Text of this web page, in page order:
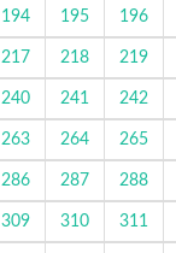
194 195 196
217 218 219
240 241 242
263 264 265
286 287 288
309 310 311